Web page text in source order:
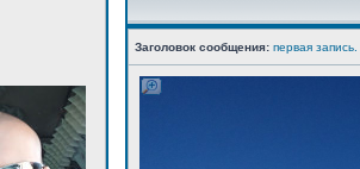
Заголовок сообщения: первая